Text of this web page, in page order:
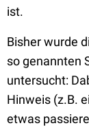
ist.
Bisher wurde
so genannten
untersucht:
Hinweis (z.B.
etwas